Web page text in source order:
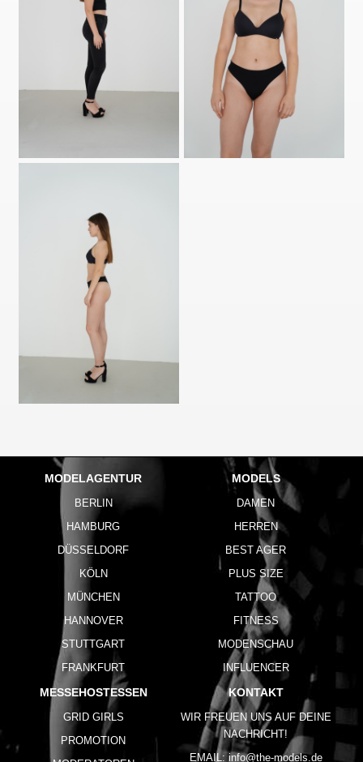
MODELAGENTUR
BERLIN
HAMBURG
DÜSSELDORF
KÖLN
MÜNCHEN
HANNOVER
STUTTGART
FRANKFURT
MODELS
DAMEN
HERREN
BEST AGER
PLUS SIZE
TATTOO
FITNESS
MODENSCHAU
INFLUENCER
MESSEHOSTESSEN
GRID GIRLS
PROMOTION
KONTAKT
WIR FREUEN UNS AUF DEINE
NACHRICHT!
EMAIL: info@the-models.de